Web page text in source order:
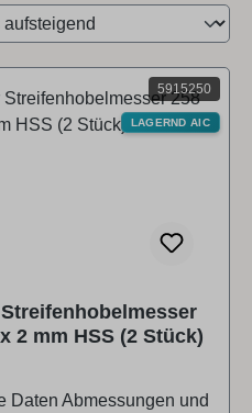
5915250
LAGERND AIC
2 mm HSS (2 Stück)
Daten Abmessungen und